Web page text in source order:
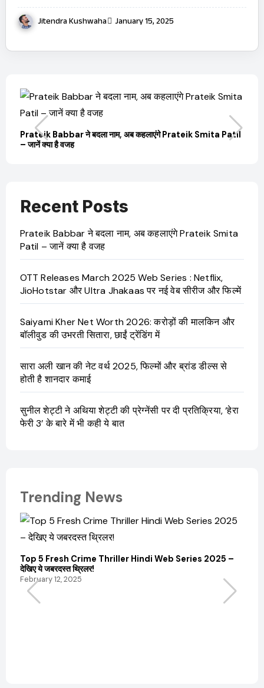
Jitendra Kushwaha January 15, 2025
Prateik Babbar ने बदला नाम, अब कहलाएंगे Prateik Smita Patil
– जानें क्या है वजह
Recent Posts
Prateik Babbar ने बदला नाम, अब कहलाएंगे Prateik Smita
Patil – जानें क्या है वजह
OTT Releases March 2025 Web Series : Netflix,
JioHotstar और Ultra Jhakaas पर नई वेब सीरीज और फिल्में
Saiyami Kher Net Worth 2026: करोड़ों की मालकिन और
बॉलीवुड की उभरती सितारा, छाईं ट्रेंडिंग में
सारा अली खान की नेट वर्थ 2025, फिल्मों और ब्रांड डील्स से
होती है शानदार कमाई
सुनील शेट्टी ने अथिया शेट्टी की प्रेग्नेंसी पर दी प्रतिक्रिया, ‘हेरा
फेरी 3’ के बारे में भी कही ये बात
Trending News
Top 5 Fresh Crime Thriller Hindi Web Series 2025 –
देखिए ये जबरदस्त थ्रिलर!
February 12, 2025